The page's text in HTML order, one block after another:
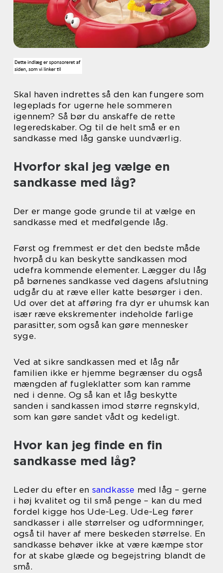
Skal haven indrettes så den kan fungere som
legeplads for ugerne hele sommeren
igennem? Så bør du anskaffe de rette
legeredskaber. Og til de helt små er en
sandkasse med låg ganske uundværlig.
Hvorfor skal jeg vælge en
sandkasse med låg?
Der er mange gode grunde til at vælge en
sandkasse med et medfølgende låg.
Først og fremmest er det den bedste måde
hvorpå du kan beskytte sandkassen mod
udefra kommende elementer. Lægger du låg
på børnenes sandkasse ved dagens afslutning
udgår du at ræve eller katte besørger i den.
Ud over det at afføring fra dyr er uhumsk kan
især ræve ekskrementer indeholde farlige
parasitter, som også kan gøre mennesker
syge.
Ved at sikre sandkassen med et låg når
familien ikke er hjemme begrænser du også
mængden af fugleklatter som kan ramme
ned i denne. Og så kan et låg beskytte
sanden i sandkassen imod større regnskyld,
som kan gøre sandet vådt og kedeligt.
Hvor kan jeg finde en fin
sandkasse med låg?
Leder du efter en sandkasse med låg – gerne
i høj kvalitet og til små penge – kan du med
fordel kigge hos Ude-Leg. Ude-Leg fører
sandkasser i alle størrelser og udformninger,
også til haver af mere beskeden størrelse. En
sandkasse behøver ikke at være kæmpe stor
for at skabe glæde og begejstring blandt de
små.